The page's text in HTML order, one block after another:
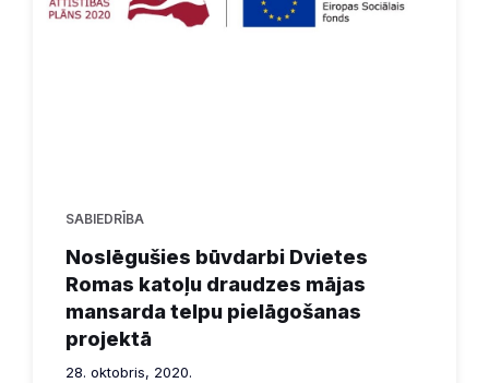
SABIEDRĪBA
Noslēgušies būvdarbi Dvietes
Romas katoļu draudzes mājas
mansarda telpu pielāgošanas
projektā
28. oktobris, 2020.